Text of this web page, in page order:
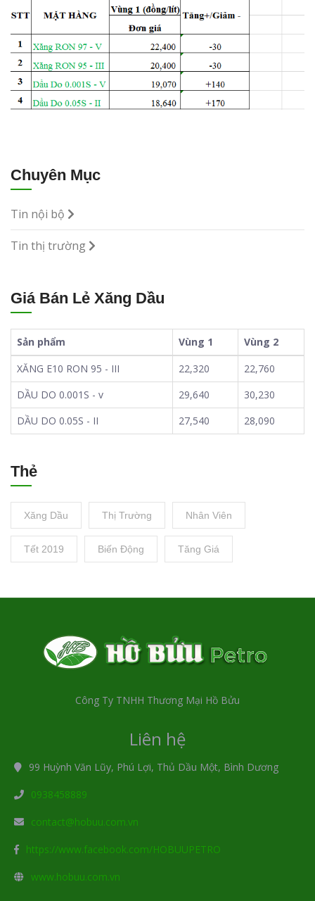
Chuyên Mục
Tin nội bộ
Tin thị trường
Giá Bán Lẻ Xăng Dầu
Sản phẩm Vùng 1
Vùng 2
XĂNG E10 RON 95 - III
22,320
22,760
DẦU DO 0.001S - v
29,640
30,230
DẦU DO 0.05S - II
27,540 28,090
Thẻ
Xăng Dầu Thị Trường Nhân Viên
Tết 2019 Biến Động Tăng Giá
Công Ty TNHH Thương Mại Hồ Bửu
Liên hệ
99 Huỳnh Văn Lũy, Phú Lợi, Thủ Dầu Một, Bình Dương
0938458889
contact@hobuu.com.vn
https://www.facebook.com/HOBUUPETRO
www.hobuu.com.vn